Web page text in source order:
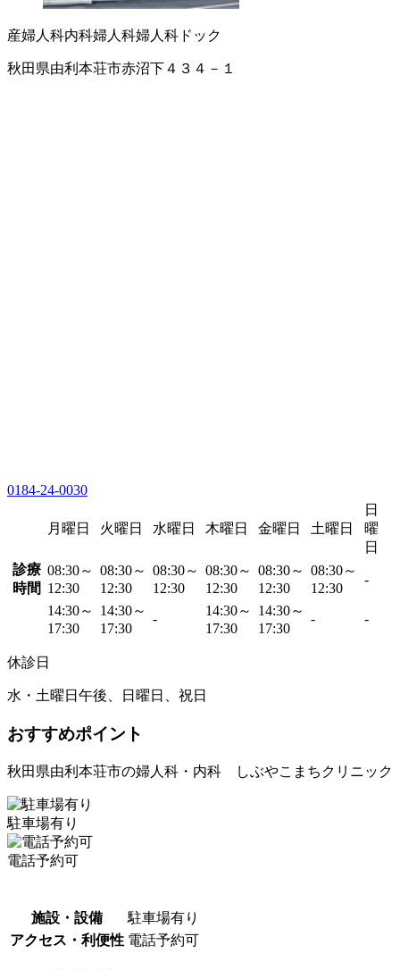
産婦人科内科婦人科婦人科ドック
秋田県由利本荘市赤沼下４３４－１
0184-24-0030
月曜日 火曜日 水曜日 木曜日 金曜日 土曜日
日
曜
日
診療
時間
08:30～
12:30
08:30～
12:30
08:30～
12:30
08:30～
12:30
08:30～
12:30
08:30～
12:30
-
14:30～
17:30
14:30～
17:30
-
14:30～
17:30
14:30～
17:30
- -
休診日
水・土曜日午後、日曜日、祝日
おすすめポイント
秋田県由利本荘市の婦人科・内科 しぶやこまちクリニック
駐車場有り
電話予約可
施設・設備
駐車場有り
アクセス・利便性 電話予約可